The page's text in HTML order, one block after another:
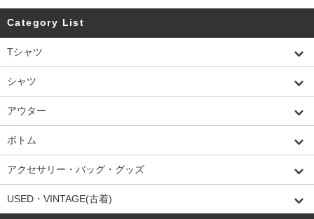
Category List
Tシャツ
シャツ
アウター
ボトム
アクセサリー・バッグ・グッズ
USED・VINTAGE(古着)